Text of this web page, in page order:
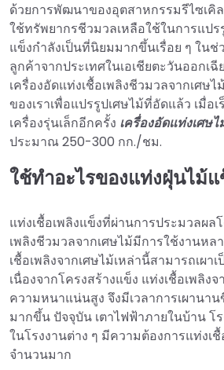
ด้วยการพัฒนาของอุตสาหกรรมรีไซเคิ
ใช้ทรัพยากรชีวมวลเหลือใช้ในการแปร
แข็งกำลังเป็นที่นิยมมากขึ้นเรื่อย ๆ ใน
ลูกค้าจากประเทศในเอเชียตะวันออกเ
เครื่องอัดแท่งเชื้อเพลิงชีวมวลจากเศษไ
ของเราเพื่อแปรรูปเศษไม้ที่อัดแล้ว เมื่อเ
เครื่องรุ่นเล็กอีกครั้ง เครื่องอัดแท่งเศษไ
ประมาณ 250-300 กก./ชม.
ใช้ทำอะไรของแท่งฝุ่นไม้แ
แท่งเชื้อเพลิงแข็งที่ผ่านการประมวลผล
เพลิงชีวมวลจากเศษไม้มีการใช้งานหล
เชื้อเพลิงจากเศษไม้เหล่านี้สามารถเผาเ
เนื่องจากโครงสร้างแข็ง แท่งเชื้อเพลิง
ความหนาแน่นสูง จึงมีเวลาการเผานา
มากขึ้น ปัจจุบัน เตาไฟฟ้าภายในบ้าน โ
ในโรงงานต่าง ๆ มีความต้องการแท่งเชื้
จำนวนมาก